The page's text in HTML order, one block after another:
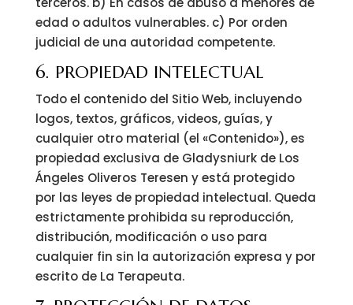
edad o adultos vulnerables. c) Por orden
judicial de una autoridad competente.
6. PROPIEDAD INTELECTUAL
Todo el contenido del Sitio Web, incluyendo
logos, textos, gráficos, videos, guías, y
cualquier otro material (el «Contenido»), es
propiedad exclusiva de Gladysniurk de Los
Ángeles Oliveros Teresen y está protegido
por las leyes de propiedad intelectual. Queda
estrictamente prohibida su reproducción,
distribución, modificación o uso para
cualquier fin sin la autorización expresa y por
escrito de La Terapeuta.